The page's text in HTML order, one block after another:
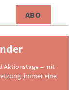
ABO
Aktionstage – mit
(immer eine